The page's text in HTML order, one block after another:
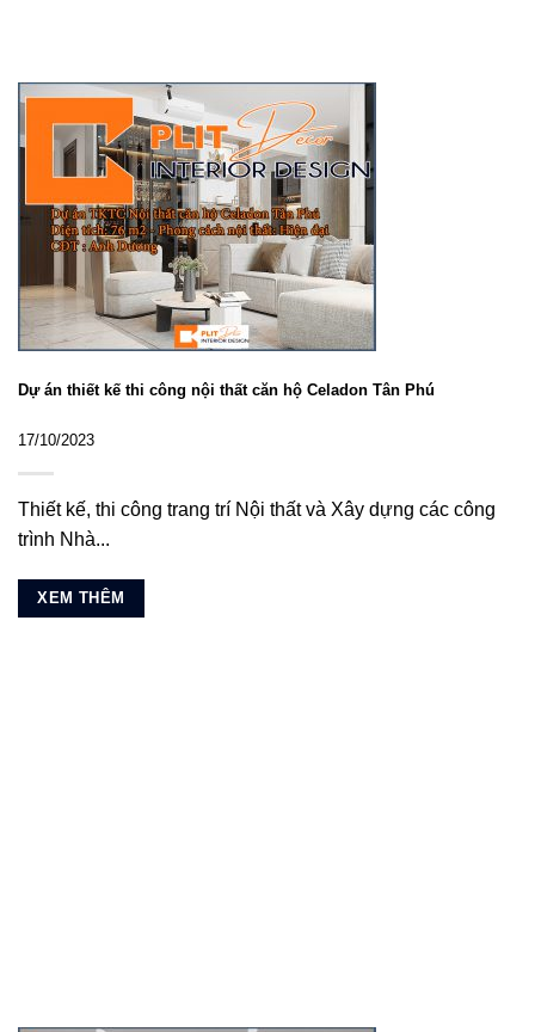
Dự án thiết kế thi công nội thất căn hộ Celadon Tân Phú
17/10/2023
Thiết kế, thi công trang trí Nội thất và Xây dựng các công
trình Nhà...
XEM THÊM